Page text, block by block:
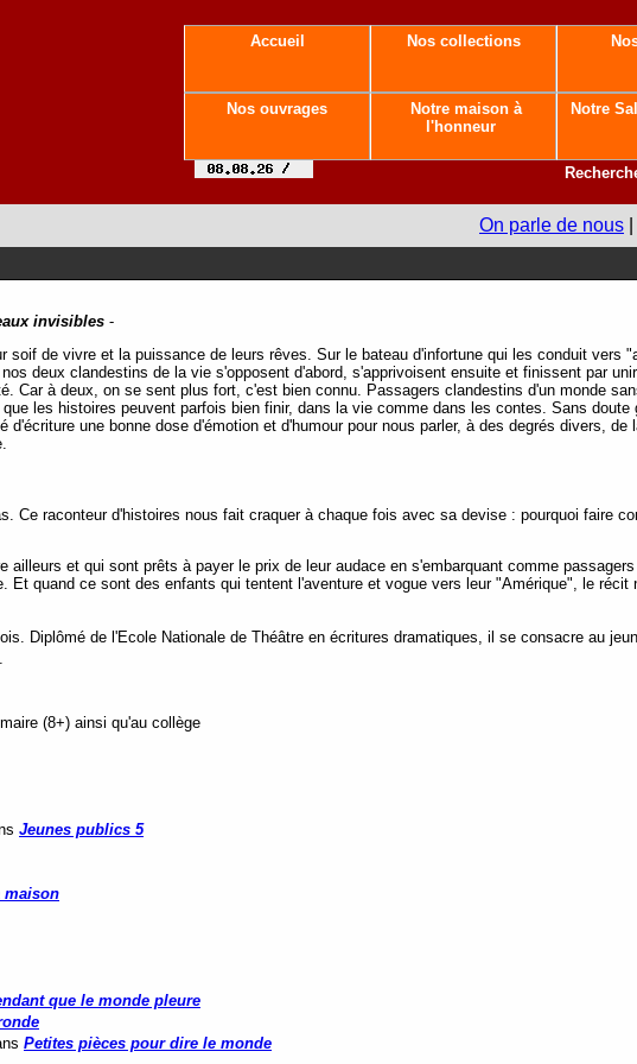
Accueil Nos collections
Nos ouvrages
Notre maison à
l'honneur
Notre
On parle de nous
invisibles -
soif de vivre et la puissance de leurs rêves. Sur le bateau d'infortune qui les conduit vers
deux clandestins de la vie s'opposent d'abord, s'apprivoisent ensuite et finissent par
Car à deux, on se sent plus fort, c'est bien connu. Passagers clandestins d'un monde
les histoires peuvent parfois bien finir, dans la vie comme dans les contes. Sans doute
une bonne dose d'émotion et d'humour pour nous parler, à des degrés divers, de
Ce raconteur d'histoires nous fait craquer à chaque fois avec sa devise : pourquoi faire
ailleurs et qui sont prêts à payer le prix de leur audace en s'embarquant comme passagers
Et quand ce sont des enfants qui tentent l'aventure et vogue vers leur "Amérique", le récit
Diplômé de l'Ecole Nationale de Théâtre en écritures dramatiques, il se consacre au
(8+) ainsi qu'au collège
Jeunes publics 5
maison
que le monde pleure
Petites pièces pour dire le monde